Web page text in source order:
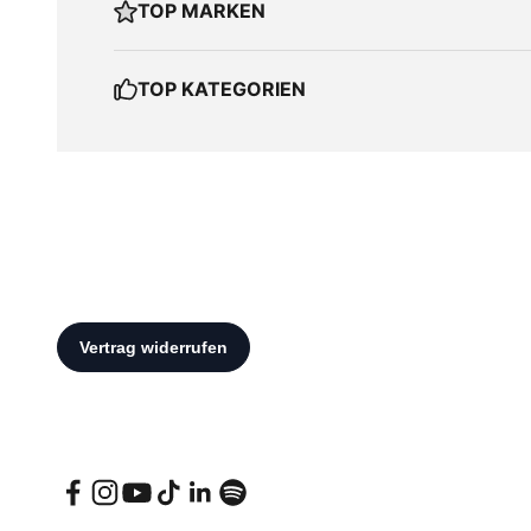
TOP MARKEN
TOP KATEGORIEN